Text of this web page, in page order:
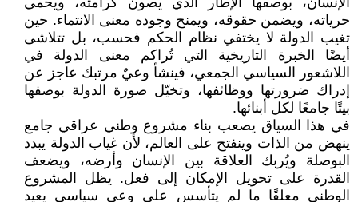
حرياته، ويضمن حقوقه، ويمنح وجوده معنى الانتماء. حين
تغيب الدولة لا يختفي نظام الحكم فحسب، بل تتلاشى
أيضًا الخبرة التاريخية التي تُراكم معنى الدولة في
اللاشعور السياسي الجمعي، فينشأ وعيٌ مرتبك عاجز عن
إدراك ضرورتها ووظائفها، وتخيّل صورة الدولة بوصفها
بيتًا جامعًا لكل أبنائها.
في هذا السياق يصعب بناء مشروع وطني عراقي جامع
ينهض من الذات وينفتح على العالم، لأن غياب الدولة يبدد
البوصلة ويُربك العلاقة بين الإنسان وأرضه، ويضعف
القدرة على تحويل الإمكان إلى فعل. يظل المشروع
الوطني معلقًا ما لم يتأسس على وعي سياسي يعيد